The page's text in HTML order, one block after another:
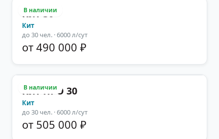
В наличии
Кит 30
Кит
до 30 чел. · 6000 л/сут
от 490 000 ₽
В наличии
Кит ПРО 30
Кит
до 30 чел. · 6000 л/сут
от 505 000 ₽